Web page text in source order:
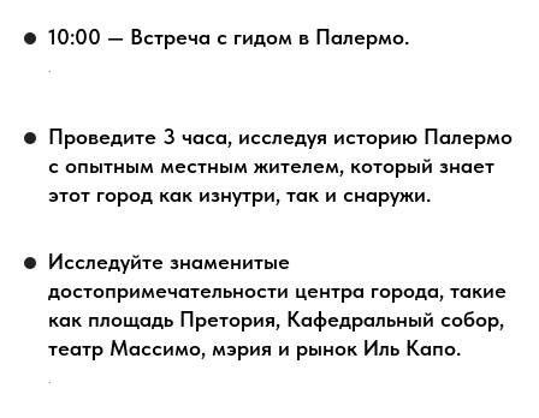
10:00 — Встреча с гидом в Палермо.
.
Проведите 3 часа, исследуя историю Палермо
с опытным местным жителем, который знает
этот город как изнутри, так и снаружи.
Исследуйте знаменитые
достопримечательности центра города, такие
как площадь Претория, Кафедральный собор,
театр Массимо, мэрия и рынок Иль Капо.
.